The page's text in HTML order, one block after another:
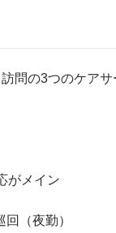
問の3つのケア
がメイン
（夜勤）